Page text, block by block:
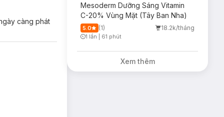
càng phát
Mesoderm Dưỡng Sáng Vitamin
C-20% Vùng Mặt (Tây Ban Nha)
5.0 (1) 18.2k/tháng
1 lần 61 phút
Xem thêm